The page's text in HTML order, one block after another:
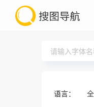
语言：